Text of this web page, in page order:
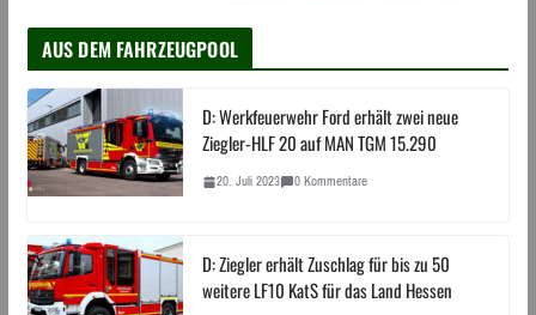
AUS DEM FAHRZEUGPOOL
D: Werkfeuerwehr Ford erhält zwei neue
Ziegler-HLF 20 auf MAN TGM 15.290
20. Juli 2023 0 Kommentare
D: Ziegler erhält Zuschlag für bis zu 50
weitere LF10 KatS für das Land Hessen